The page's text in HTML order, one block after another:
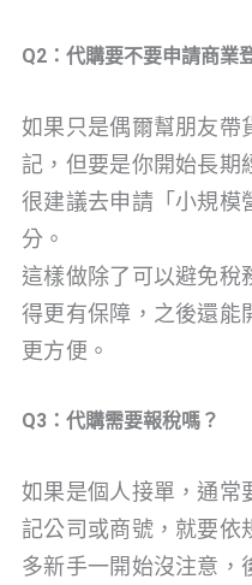
Q2：代購要不要申請商業
如果只是偶爾幫朋友帶
記，但要是你開始長期
很建議去申請「小規模
分。
這樣做除了可以避免稅
得更有保障，之後還能
更方便。
Q3：代購需要報稅嗎？
如果是個人接單，通常
記公司或商號，就要依
多新手一開始沒注意，